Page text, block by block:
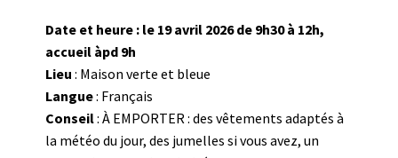
Date et heure : le 19 avril 2026 de 9h30 à 12h,
accueil àpd 9h
Lieu : Maison verte et bleue
Langue: Français
Conseil: À EMPORTER : des vêtements adaptés à
la météo du jour, des jumelles si vous avez, un